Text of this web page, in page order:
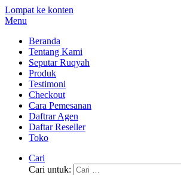
Lompat ke konten
Menu
Beranda
Tentang Kami
Seputar Ruqyah
Produk
Testimoni
Checkout
Cara Pemesanan
Daftrar Agen
Daftar Reseller
Toko
Cari
Cari untuk: